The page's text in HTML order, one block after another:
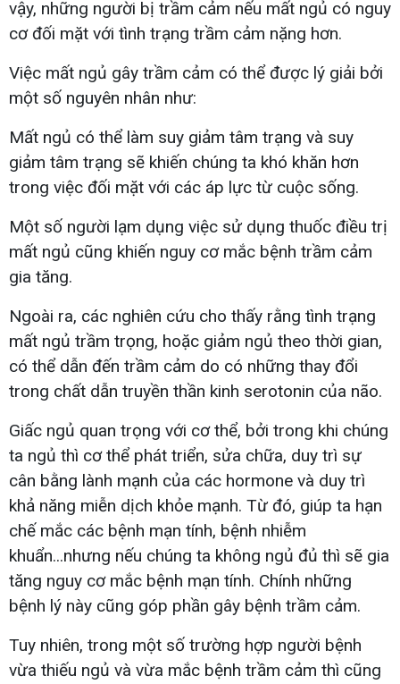
vậy, những người bị trầm cảm nếu mất ngủ có nguy
cơ đối mặt với tình trạng trầm cảm nặng hơn.
Việc mất ngủ gây trầm cảm có thể được lý giải bởi
một số nguyên nhân như:
Mất ngủ có thể làm suy giảm tâm trạng và suy
giảm tâm trạng sẽ khiến chúng ta khó khăn hơn
trong việc đối mặt với các áp lực từ cuộc sống.
Một số người lạm dụng việc sử dụng thuốc điều trị
mất ngủ cũng khiến nguy cơ mắc bệnh trầm cảm
gia tăng.
Ngoài ra, các nghiên cứu cho thấy rằng tình trạng
mất ngủ trầm trọng, hoặc giảm ngủ theo thời gian,
có thể dẫn đến trầm cảm do có những thay đổi
trong chất dẫn truyền thần kinh serotonin của não.
Giấc ngủ quan trọng với cơ thể, bởi trong khi chúng
ta ngủ thì cơ thể phát triển, sửa chữa, duy trì sự
cân bằng lành mạnh của các hormone và duy trì
khả năng miễn dịch khỏe mạnh. Từ đó, giúp ta hạn
chế mắc các bệnh mạn tính, bệnh nhiễm
khuẩn...nhưng nếu chúng ta không ngủ đủ thì sẽ gia
tăng nguy cơ mắc bệnh mạn tính. Chính những
bệnh lý này cũng góp phần gây bệnh trầm cảm.
Tuy nhiên, trong một số trường hợp người bệnh
vừa thiếu ngủ và vừa mắc bệnh trầm cảm thì cũng